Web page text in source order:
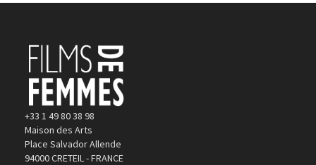
+33 1 49 80 38 98
Maison des Arts
Place Salvador Allende
94000 CRETEIL - FRANCE